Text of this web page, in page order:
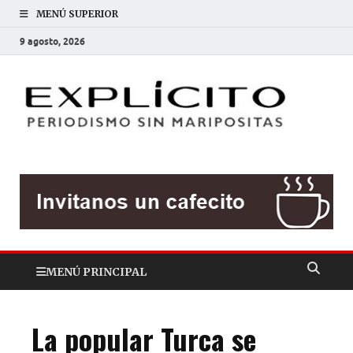
MENÚ SUPERIOR
9 agosto, 2026
MENÚ PRINCIPAL
La popular Turca se